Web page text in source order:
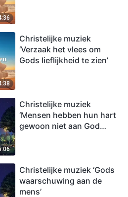
Christelijke muziek
‘Verzaak het vlees om
Gods lieflijkheid te zien’
Christelijke muziek
‘Mensen hebben hun hart
gewoon niet aan God
Christelijke muziek ‘Gods
waarschuwing aan de
mens’